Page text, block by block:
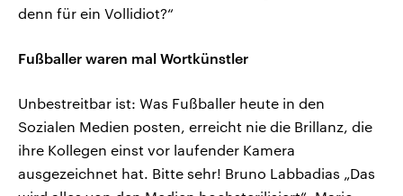
denn für ein Vollidiot?“
Fußballer waren mal Wortkünstler
Unbestreitbar ist: Was Fußballer heute in den
Sozialen Medien posten, erreicht nie die Brillanz, die
ihre Kollegen einst vor laufender Kamera
ausgezeichnet hat. Bitte sehr! Bruno Labbadias „Das